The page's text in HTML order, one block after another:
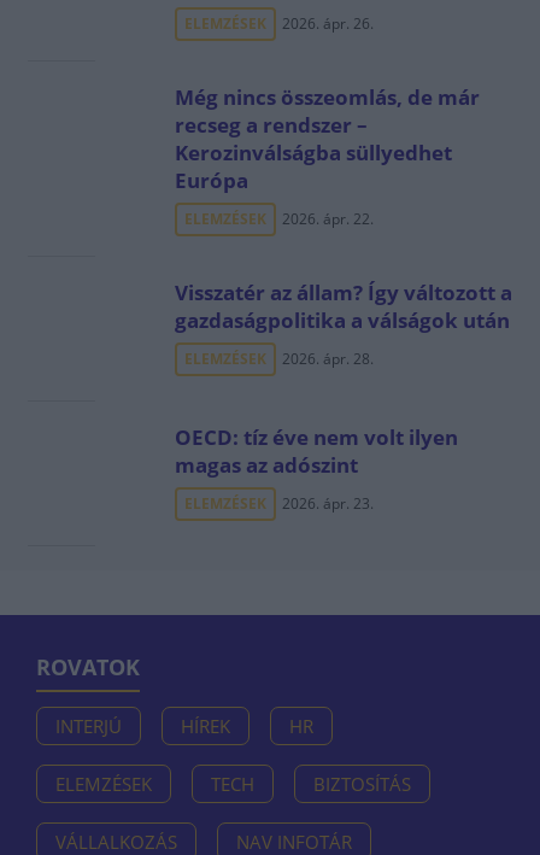
ELEMZÉSEK 2026. ápr. 26.
Még nincs összeomlás, de már
recseg a rendszer –
Kerozinválságba süllyedhet
Európa
ELEMZÉSEK 2026. ápr. 22.
Visszatér az állam? Így változott a
gazdaságpolitika a válságok után
ELEMZÉSEK 2026. ápr. 28.
OECD: tíz éve nem volt ilyen
magas az adószint
ELEMZÉSEK 2026. ápr. 23.
ROVATOK
INTERJÚ HÍREK HR
ELEMZÉSEK TECH BIZTOSÍTÁS
VÁLLALKOZÁS NAV INFOTÁR